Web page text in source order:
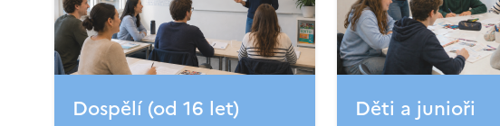
Dospělí (od 16 let) Děti a junioři